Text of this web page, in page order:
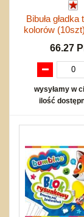
Bibuła
kolorów
66.27
wysyłamy w
ilość